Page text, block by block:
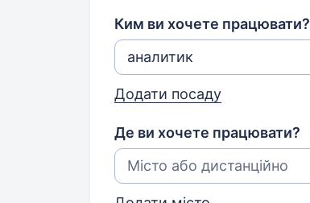
Ким ви хочете працювати?
Додати посаду
Де ви хочете працювати?